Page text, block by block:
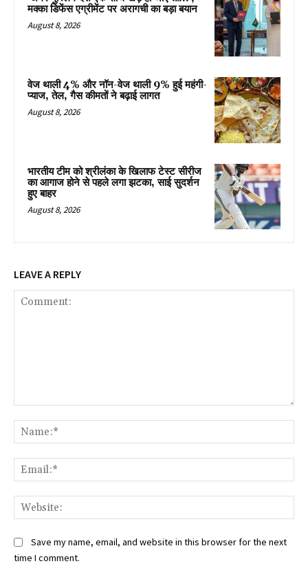
मक्का डिफेंस एग्रीमेंट पर अरागची का बड़ा बयान
August 8, 2026
वेज थाली 4% और नॉन-वेज थाली 9% हुई महंगी-
प्याज, तेल, गैस कीमतों ने बढ़ाई लागत
August 8, 2026
भारतीय टीम को श्रीलंका के खिलाफ टेस्ट सीरीज
का आगाज होने से पहले लगा झटका, साई सुदर्शन
हुए बाहर
August 8, 2026
LEAVE A REPLY
Save my name, email, and website in this browser for the next
time I comment.